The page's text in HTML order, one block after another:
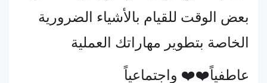
بعض الوقت للقيام بالأشياء الضرورية
الخاصة بتطوير مهاراتك العملية
عاطفياً❤️❤️ واجتماعياً